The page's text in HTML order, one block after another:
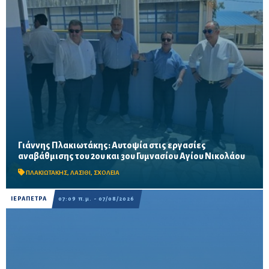
Γιάννης Πλακιωτάκης: Αυτοψία στις εργασίες
αναβάθμισης του 2ου και 3ου Γυμνασίου Αγίου Νικολάου
ΠΛΑΚΙΩΤΑΚΗΣ, ΛΑΣΙΘΙ, ΣΧΟΛΕΙΑ
Οι παρεμβάσεις του προγράμματος «Μαριέττα Γιαννάκου»
αναμένεται να ολοκληρωθούν πριν από τη νέα σχολική χρονιά –
Προβλέπονται ανακαινίσεις αιθουσών, αύλειων και...
ΙΕΡΑΠΕΤΡΑ 07:09 π.μ. - 07/08/2026